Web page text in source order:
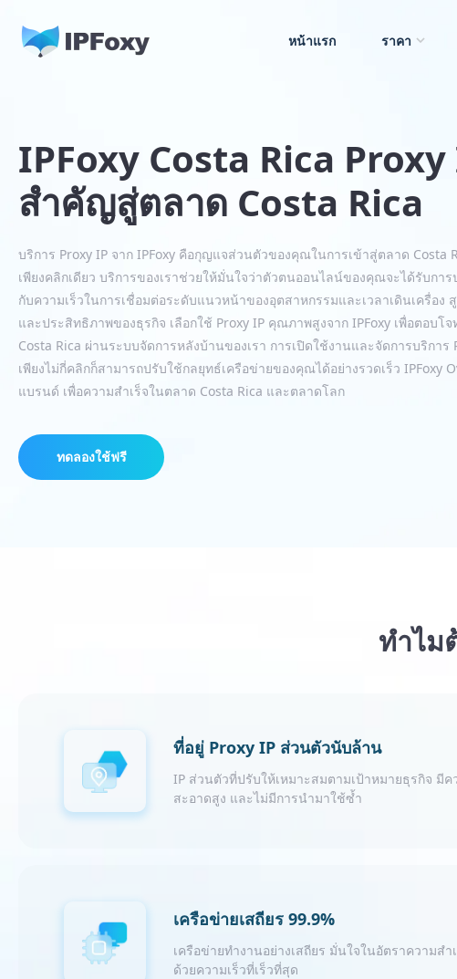
หน้าแรก ราคา
IPFoxy Costa Rica
สำคัญสู่ตลาด Costa Rica
บริการ Proxy IP จาก IPFoxy คือกุญแจส่วนตัวของคุณในการเข้าสู่ตลาด Costa
เพียงคลิกเดียว บริการของเราช่วยให้มั่นใจว่าตัวตนออนไลน์ของคุณจะได้รับกา
กับความเร็วในการเชื่อมต่อระดับแนวหน้าของอุตสาหกรรมและเวลาเดินเครื่อง
และประสิทธิภาพของธุรกิจ เลือกใช้ Proxy IP คุณภาพสูงจาก IPFoxy เพื่อตอบ
Costa Rica ผ่านระบบจัดการหลังบ้านของเรา การเปิดใช้งานและจัดการบริการ
เพียงไม่กี่คลิกก็สามารถปรับใช้กลยุทธ์เครือข่ายของคุณได้อย่างรวดเร็ว IPFoxy
แบรนด์ เพื่อความสำเร็จในตลาด Costa Rica และตลาดโลก
ทดลองใช้ฟรี
ทำไม
ที่อยู่ Proxy IP ส่วนตัวนับล้าน
IP ส่วนตัวที่ปรับให้เหมาะสมตามเป้าหมายธุรกิจ มีค
สะอาดสูง และไม่มีการนำมาใช้ซ้ำ
เครือข่ายเสถียร 99.9%
เครือข่ายทำงานอย่างเสถียร มั่นใจในอัตราความสำ
ด้วยความเร็วที่เร็วที่สุด